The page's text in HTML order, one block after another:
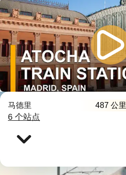
马德里 487 公里
6 个站点